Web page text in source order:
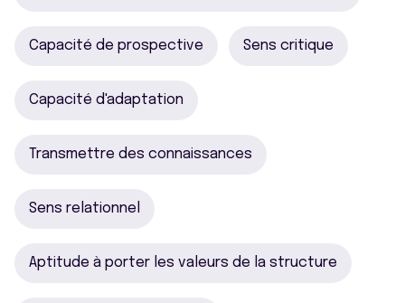
Capacité de prospective Sens critique
Capacité d'adaptation
Transmettre des connaissances
Sens relationnel
Aptitude à porter les valeurs de la structure